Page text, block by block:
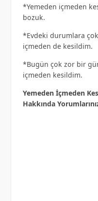
*Yemeden içmeden
bozuk.
*Evdeki durumlara çok
içmeden de kesildim.
*Bugün çok zor bir
içmeden kesildim.
Yemeden İçmeden
Hakkında